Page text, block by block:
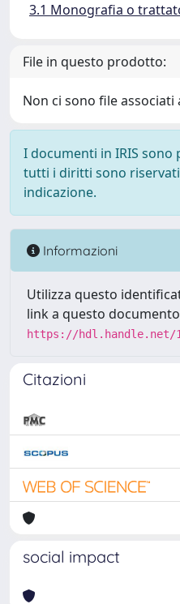
3.1 Monografia o
File in questo prodotto:
Non ci sono file
I documenti in IRIS
tutti i diritti sono
indicazione.
Informazioni
Utilizza questo
link a questo
https://hdl.handle.net/
Citazioni
social impact